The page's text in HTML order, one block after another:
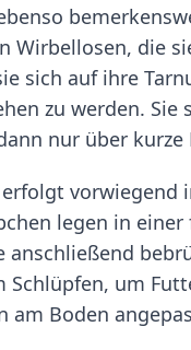
Wirbellosen, die
sich auf ihre
zu werden.
nur über kurze
vorwiegend
legen in
anschließend
um
am Boden